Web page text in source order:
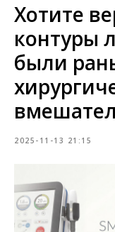
Хотите
контуры
были
2025-11-13 21:15